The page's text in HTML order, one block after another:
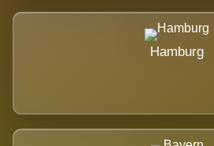
Hamburg